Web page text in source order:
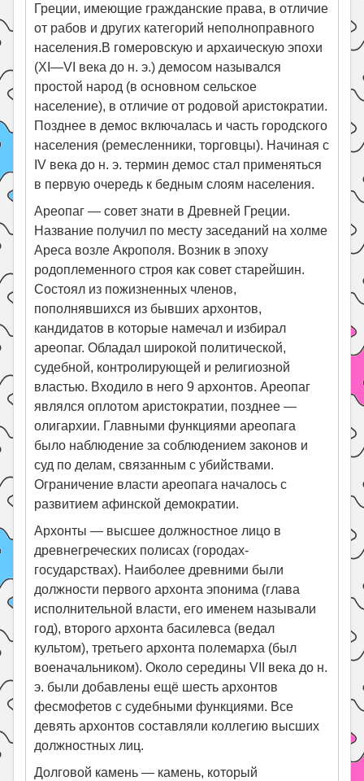
Греции, имеющие гражданские права, в отличие
от рабов и других категорий неполноправного
населения.В гомеровскую и архаическую эпохи
(XI—VI века до н. э.) демосом назывался
простой народ (в основном сельское
население), в отличие от родовой аристократии.
Позднее в демос включалась и часть городского
населения (ремесленники, торговцы). Начиная с
IV века до н. э. термин демос стал применяться
в первую очередь к бедным слоям населения.
Ареопаг — совет знати в Древней Греции.
Название получил по месту заседаний на холме
Ареса возле Акрополя. Возник в эпоху
родоплеменного строя как совет старейшин.
Состоял из пожизненных членов,
пополнявшихся из бывших архонтов,
кандидатов в которые намечал и избирал
ареопаг. Обладал широкой политической,
судебной, контролирующей и религиозной
властью. Входило в него 9 архонтов. Ареопаг
являлся оплотом аристократии, позднее —
олигархии. Главными функциями ареопага
было наблюдение за соблюдением законов и
суд по делам, связанным с убийствами.
Ограничение власти ареопага началось с
развитием афинской демократии.
Архонты — высшее должностное лицо в
древнегреческих полисах (городах-
государствах). Наиболее древними были
должности первого архонта эпонима (глава
исполнительной власти, его именем называли
год), второго архонта басилевса (ведал
культом), третьего архонта полемарха (был
военачальником). Около середины VII века до н.
э. были добавлены ещё шесть архонтов
фесмофетов с судебными функциями. Все
девять архонтов составляли коллегию высших
должностных лиц.
Долговой камень — камень, который